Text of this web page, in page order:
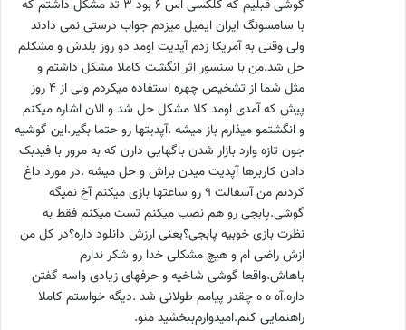
گوشی قبلیم که گلکسی اس ۶ بود ۳ تد مشکل داشتم که
با سامسونگ ایران ایمیل میزدم جواب درستی نمی دادند
ولی وقتی به آمریکا زدم آپدیت اومد دو روز بلدش و مشکلم
حل شد.من با سنسور اثر انگشت کاملا مشکل داشتم و
مثل شما از تشخیص چهره استفاده میکردم ولی از ۴ روز
پیش که آمدی اومد کلا مشکل حل شد و الان اشاره میکنم
و انگشتمو میذارم باز میشه .آپدیتها رو حتما بگیر.این گوشیه
جون تازه وارد بازار شدن باگهایی دارن که به مرور با فیدبک
دادن کاربرها آپدیت میدن براش و حل میشه .در مورد داغ
کردنم من آسفالت ۹ رو ساعتها بازی میکنم آخ نمیگه
گوشی.پابجی رو هم نصب میکنم تست میکنم فقط به
نظرت بازی خوبیه پابجی؟یعنی ارزش دانلود داره؟در کل من
ازش راضی ام و هیچ مشکلی خدا رو شکر ندارم
باهاش.واقعا گوشی شاخیه و حرفهای زیادی واسه گفتن
داره.آه ه ه چقدر پیامم طولانی شد .دیگه خواستم کاملا
راهنمایی کنم.امیدوارم‌ببخشید منو.